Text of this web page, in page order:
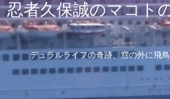
忍者久保誠のマコト
デュラルライフの奇跡、窓の外に飛